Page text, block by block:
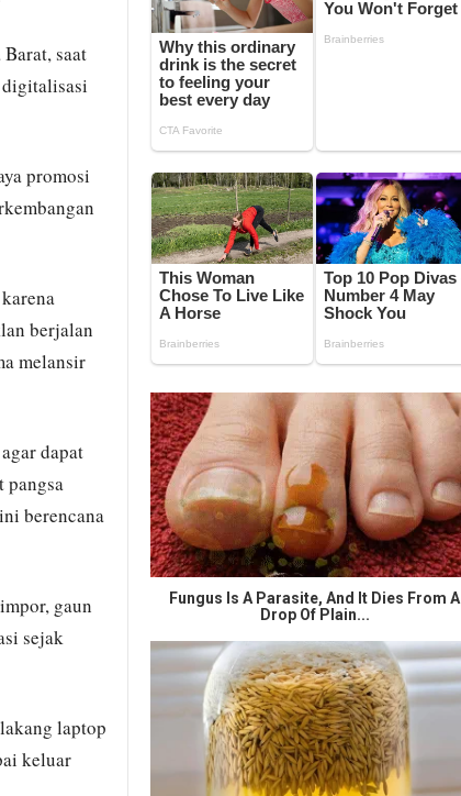
saat
digitalisasi
promosi
berjalan
melansir
dapat
pangsa
berencana
gaun
sejak
laptop
keluar
Fungus Is A Parasite, And It Dies From A
Drop Of Plain...